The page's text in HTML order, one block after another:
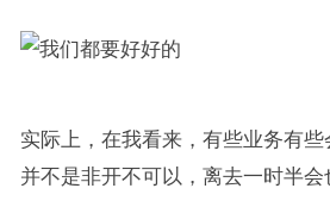
实际上，在我看来，有些业务有些
并不是非开不可以，离去一时半会